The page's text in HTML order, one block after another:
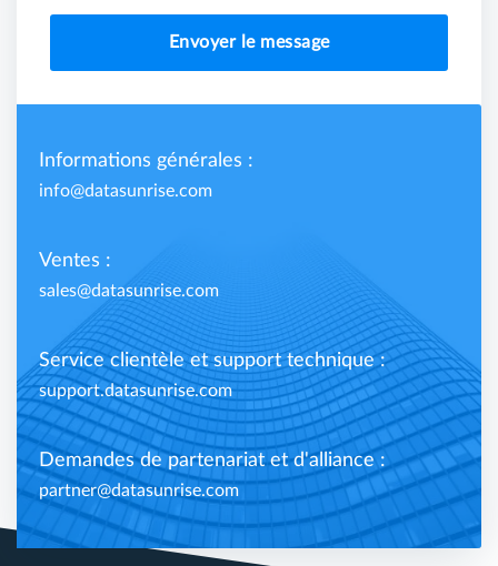
Envoyer le message
Informations générales :
info@datasunrise.com
Ventes :
sales@datasunrise.com
Service clientèle et support technique :
support.datasunrise.com
Demandes de partenariat et d'alliance :
partner@datasunrise.com